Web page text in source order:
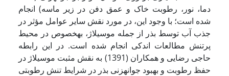
دما، نور، رطوبت خاک و عمق دفن در زیر ماسه) انجام
شده است؛ با وجود این، در مورد نقش سایر عوامل مؤثر در
جذب آب توسط بذر از جمله موسیلاژ، به­خصوص در محیط
پرتنش مطالعات اندکی انجام شده است. در این رابطه
حاجی رضایی و همکاران (1391) به نقش مثبت موسیلاژ در
حفظ رطوبت و بهبود جوانه­زنی بذر در شرایط تنش رطوبتی